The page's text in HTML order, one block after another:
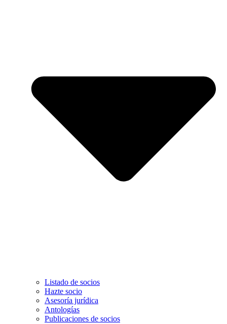
Listado de socios
Hazte socio
Asesoría jurídica
Antologías
Publicaciones de socios